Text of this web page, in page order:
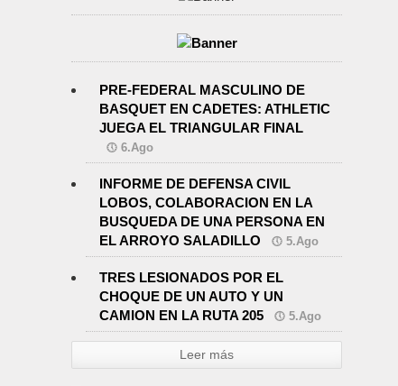
PRE-FEDERAL MASCULINO DE
BASQUET EN CADETES: ATHLETIC
JUEGA EL TRIANGULAR FINAL
6.Ago
INFORME DE DEFENSA CIVIL
LOBOS, COLABORACION EN LA
BUSQUEDA DE UNA PERSONA EN
EL ARROYO SALADILLO
5.Ago
TRES LESIONADOS POR EL
CHOQUE DE UN AUTO Y UN
CAMION EN LA RUTA 205
5.Ago
Leer más